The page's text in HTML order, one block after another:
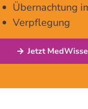
Übernachtung
Verpflegung
Jetzt